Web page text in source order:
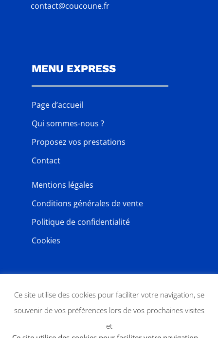
contact@coucoune.fr
MENU EXPRESS
Page d’accueil
Qui sommes-nous ?
Proposez vos prestations
Contact
Mentions légales
Conditions générales de vente
Politique de confidentialité
Cookies
Ce site utilise des cookies pour faciliter votre navigation, se
souvenir de vos préférences lors de vos prochaines visites
et